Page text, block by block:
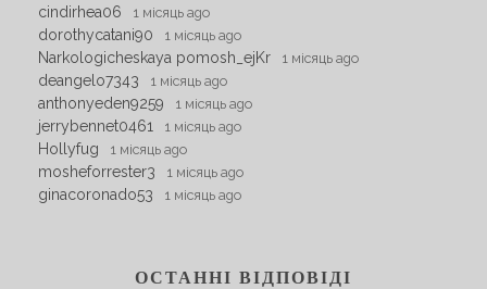
cindirhea06 1 місяць ago
dorothycatani90 1 місяць ago
Narkologicheskaya pomosh_ejKr 1 місяць ago
deangelo7343 1 місяць ago
anthonyeden9259 1 місяць ago
jerrybennet0461 1 місяць ago
Hollyfug 1 місяць ago
mosheforrester3 1 місяць ago
ginacoronado53 1 місяць ago
ОСТАННІ ВІДПОВІДІ